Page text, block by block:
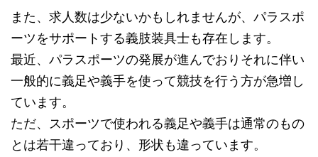
また、求人数は少ないかもしれませんが、パラスポ
ーツをサポートする義肢装具士も存在します。
最近、パラスポーツの発展が進んでおりそれに伴い
一般的に義足や義手を使って競技を行う方が急増し
ています。
ただ、スポーツで使われる義足や義手は通常のもの
とは若干違っており、形状も違っています。